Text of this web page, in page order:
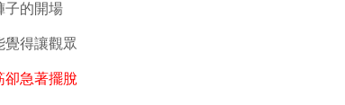
子的開場
得讓觀眾
卻急著擺脫